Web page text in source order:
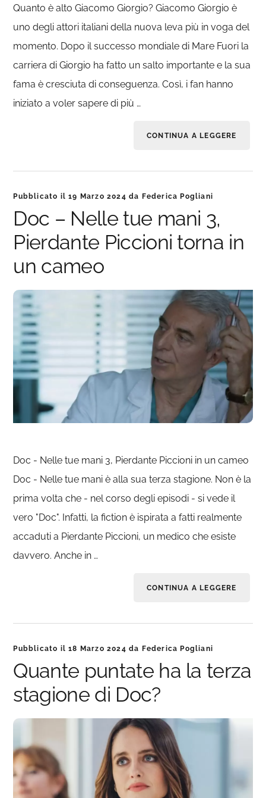
Quanto è alto Giacomo Giorgio? Giacomo Giorgio è
uno degli attori italiani della nuova leva più in voga del
momento. Dopo il successo mondiale di Mare Fuori la
carriera di Giorgio ha fatto un salto importante e la sua
fama è cresciuta di conseguenza. Così, i fan hanno
iniziato a voler sapere di più …
CONTINUA A LEGGERE
Pubblicato il19 Marzo 2024 da Federica Pogliani
Doc – Nelle tue mani 3,
Pierdante Piccioni torna in
un cameo
Doc - Nelle tue mani 3, Pierdante Piccioni in un cameo
Doc - Nelle tue mani è alla sua terza stagione. Non è la
prima volta che - nel corso degli episodi - si vede il
vero "Doc". Infatti, la fiction è ispirata a fatti realmente
accaduti a Pierdante Piccioni, un medico che esiste
davvero. Anche in …
CONTINUA A LEGGERE
Pubblicato il18 Marzo 2024 da Federica Pogliani
Quante puntate ha la terza
stagione di Doc?